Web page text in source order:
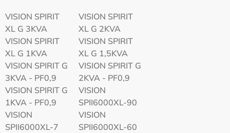
VISION SPIRIT
XL G 3KVA
VISION SPIRIT
XL G 2KVA
VISION SPIRIT
XL G 1KVA
VISION SPIRIT
XL G 1,5KVA
VISION SPIRIT G
3KVA - PF0,9
VISION SPIRIT G
2KVA - PF0,9
VISION SPIRIT G
1KVA - PF0,9
VISION
SPII6000XL-90
VISION
SPII6000XL-7
VISION
SPII6000XL-60